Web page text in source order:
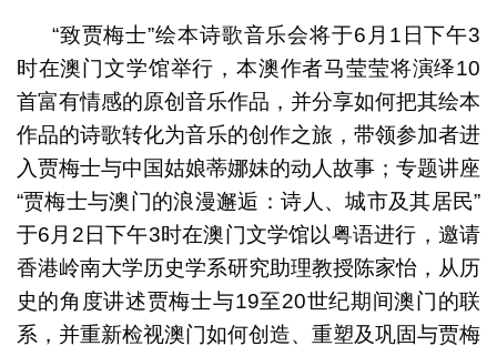
“致贾梅士”绘本诗歌音乐会将于6月1日下午3
时在澳门文学馆举行，本澳作者马莹莹将演绎10
首富有情感的原创音乐作品，并分享如何把其绘本
作品的诗歌转化为音乐的创作之旅，带领参加者进
入贾梅士与中国姑娘蒂娜妹的动人故事；专题讲座
“贾梅士与澳门的浪漫邂逅：诗人、城市及其居民”
于6月2日下午3时在澳门文学馆以粤语进行，邀请
香港岭南大学历史学系研究助理教授陈家怡，从历
史的角度讲述贾梅士与19至20世纪期间澳门的联
系，并重新检视澳门如何创造、重塑及巩固与贾梅